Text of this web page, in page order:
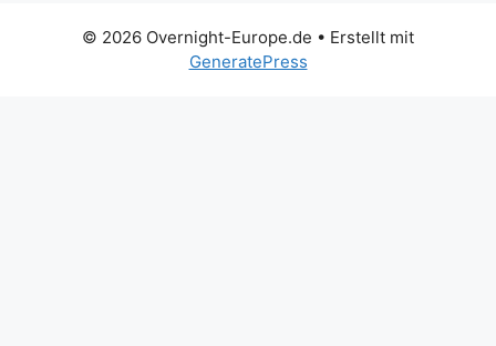
© 2026 Overnight-Europe.de • Erstellt mit
GeneratePress